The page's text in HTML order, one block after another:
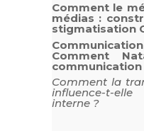
Comment le
médias :
stigmatisation
Comment
Comment la
influence-t-
interne ?